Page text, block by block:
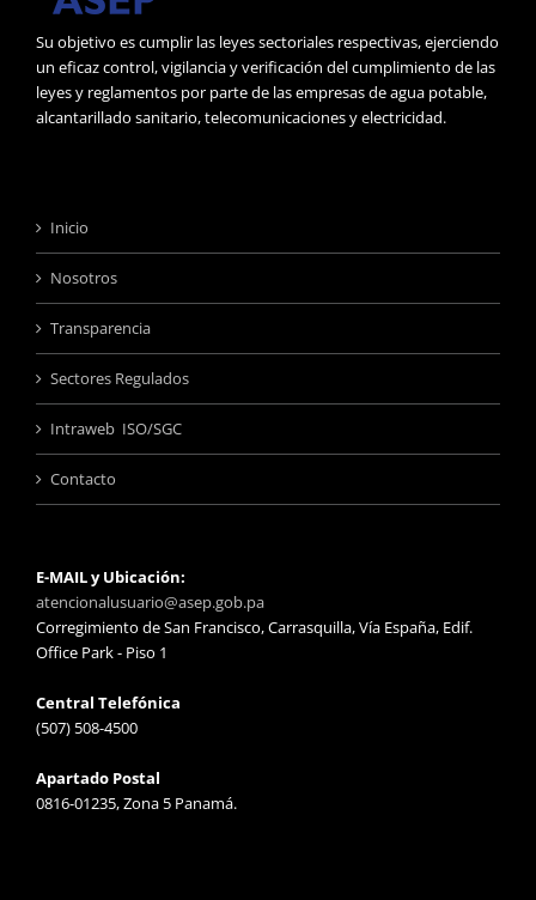
Su objetivo es cumplir las leyes sectoriales respectivas, ejerciendo
un eficaz control, vigilancia y verificación del cumplimiento de las
leyes y reglamentos por parte de las empresas de agua potable,
alcantarillado sanitario, telecomunicaciones y electricidad.
Inicio
Nosotros
Transparencia
Sectores Regulados
Intraweb ISO/SGC
Contacto
E-MAIL y Ubicación:
atencionalusuario@asep.gob.pa
Corregimiento de San Francisco, Carrasquilla, Vía España, Edif.
Office Park - Piso 1
Central Telefónica
(507) 508-4500
Apartado Postal
0816-01235, Zona 5 Panamá.